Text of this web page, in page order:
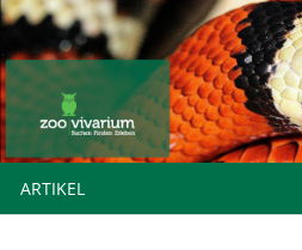
ARTIKEL